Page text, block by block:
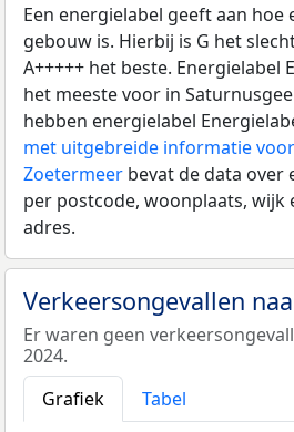
Een energielabel geeft aan hoe
gebouw is. Hierbij is G het
A+++++ het beste. Energielabel
het meeste voor in
hebben energielabel
met uitgebreide informatie
Zoetermeer bevat de data over
per postcode, woonplaats, wijk
adres.
Verkeersongevallen
Er waren geen
2024.
Grafiek
Tabel